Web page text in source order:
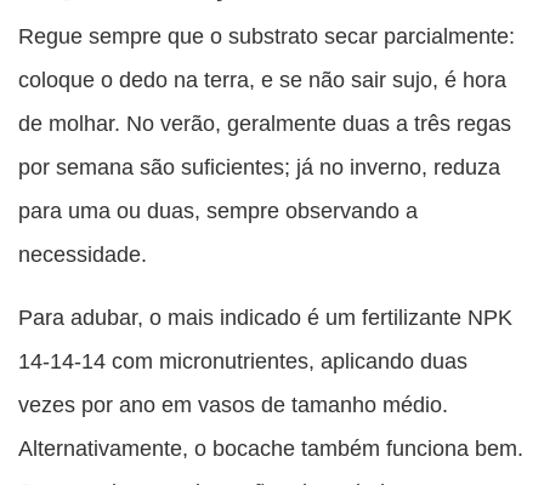
Regue sempre que o substrato secar parcialmente:
coloque o dedo na terra, e se não sair sujo, é hora
de molhar. No verão, geralmente duas a três regas
por semana são suficientes; já no inverno, reduza
para uma ou duas, sempre observando a
necessidade.
Para adubar, o mais indicado é um fertilizante NPK
14-14-14 com micronutrientes, aplicando duas
vezes por ano em vasos de tamanho médio.
Alternativamente, o bocache também funciona bem.